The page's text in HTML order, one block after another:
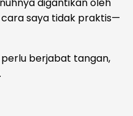
saya tidak praktis—
perlu berjabat tangan,